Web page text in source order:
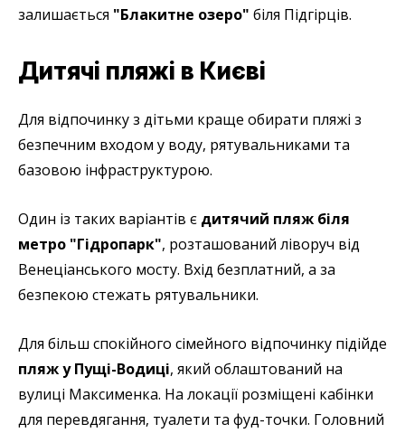
залишається "Блакитне озеро" біля Підгірців.
Дитячі пляжі в Києві
Для відпочинку з дітьми краще обирати пляжі з
безпечним входом у воду, рятувальниками та
базовою інфраструктурою.
Один із таких варіантів є дитячий пляж біля
метро "Гідропарк", розташований ліворуч від
Венеціанського мосту. Вхід безплатний, а за
безпекою стежать рятувальники.
Для більш спокійного сімейного відпочинку підійде
пляж у Пущі-Водиці, який облаштований на
вулиці Максименка. На локації розміщені кабінки
для перевдягання, туалети та фуд-точки. Головний